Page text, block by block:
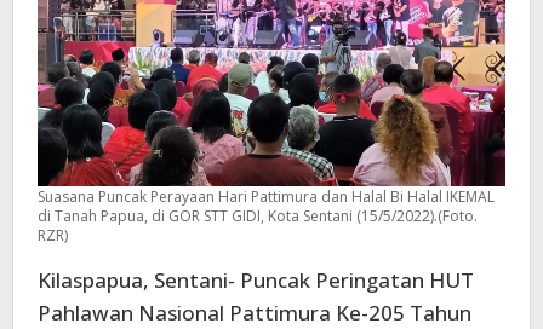
Suasana Puncak Perayaan Hari Pattimura dan Halal Bi Halal IKEMAL
di Tanah Papua, di GOR STT GIDI, Kota Sentani (15/5/2022).(Foto.
RZR)
Kilaspapua, Sentani- Puncak Peringatan HUT
Pahlawan Nasional Pattimura Ke-205 Tahun